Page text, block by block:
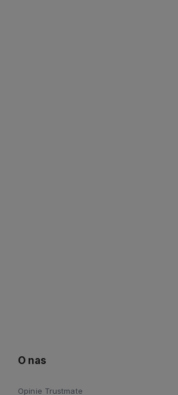
O nas
Opinie Trustmate